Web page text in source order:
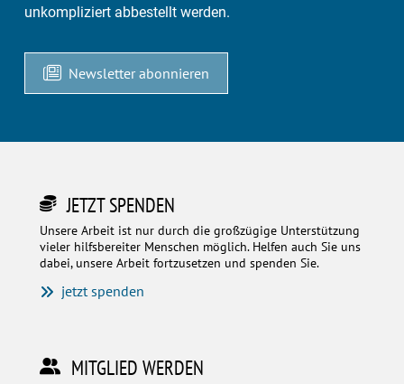
unkompliziert abbestellt werden.
Newsletter abonnieren
JETZT SPENDEN
Unsere Arbeit ist nur durch die großzügige Unterstützung
vieler hilfsbereiter Menschen möglich. Helfen auch Sie uns
dabei, unsere Arbeit fortzusetzen und spenden Sie.
jetzt spenden
MITGLIED WERDEN